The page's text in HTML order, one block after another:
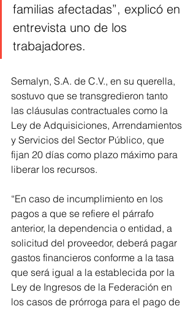
familias afectadas”, explicó en
entrevista uno de los
trabajadores.
Semalyn, S.A. de C.V., en su querella,
sostuvo que se transgredieron tanto
las cláusulas contractuales como la
Ley de Adquisiciones, Arrendamientos
y Servicios del Sector Público, que
fijan 20 días como plazo máximo para
liberar los recursos.
“En caso de incumplimiento en los
pagos a que se refiere el párrafo
anterior, la dependencia o entidad, a
solicitud del proveedor, deberá pagar
gastos financieros conforme a la tasa
que será igual a la establecida por la
Ley de Ingresos de la Federación en
los casos de prórroga para el pago de